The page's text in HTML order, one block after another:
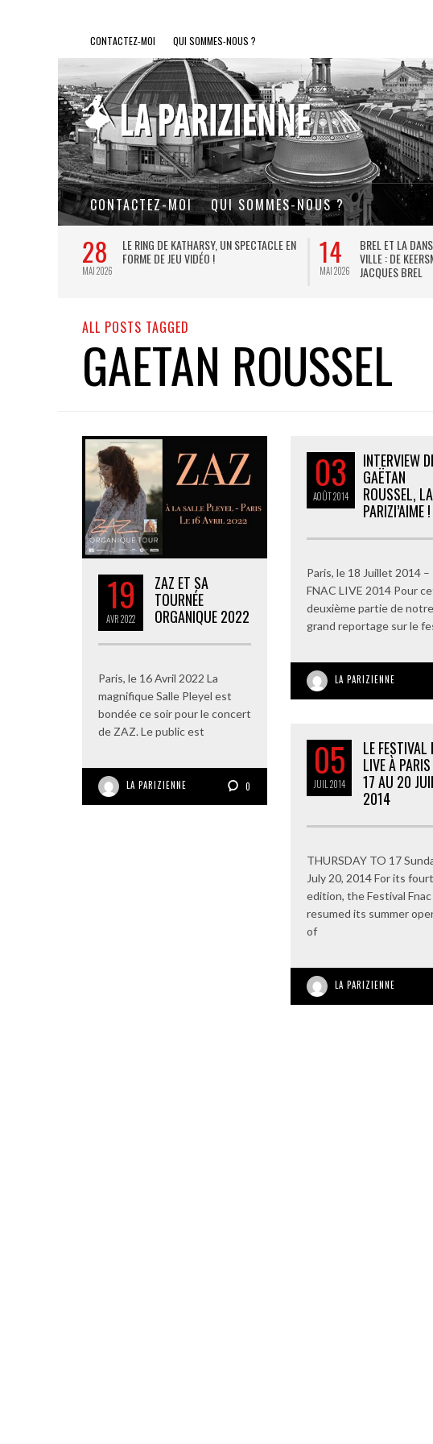
CONTACTEZ-MOI QUI SOMMES-NOUS ?
CONTACTEZ-MOI QUI SOMMES-NOUS ?
28
MAI 2026
LE RING DE KATHARSY, UN SPECTACLE EN
FORME DE JEU VIDÉO !
14
MAI 2026
BREL ET LA
VILLE : DE
JACQUES BREL
ALL POSTS TAGGED
GAETAN ROUSSEL
19
AVR2022
ZAZ ET SA
TOURNÉE
ORGANIQUE 2022
Paris, le 16 Avril 2022 La
magnifique Salle Pleyel est
bondée ce soir pour le concert
de ZAZ. Le public est
LA PARIZIENNE 0
03
AOÛT2014
INTERVIEW
GAËTAN
ROUSSEL, LA
PARIZI’AIME !
Paris, le 18 Juillet 2014 –
FNAC LIVE 2014 Pour
deuxième partie de notre
grand reportage sur le
LA PARIZIENNE
05
JUIL 2014
LE FESTIVAL
LIVE À
17 AU 20
2014
THURSDAY TO 17
July 20, 2014 For its
edition, the Festival Fnac
resumed its summer
of
LA PARIZIENNE